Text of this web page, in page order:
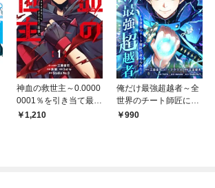
神血の救世主～0.0000
0001％を引き当て最強
へ～【電子書籍特典
1,210
俺だけ最強超越者～全
世界のチート師匠に認
められた～【単行本】
990